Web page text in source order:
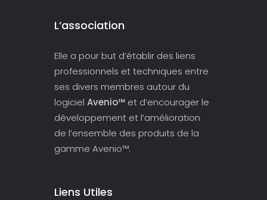
L’association
Elle a pour but d’établir des liens
professionnels et techniques entre
ses divers membres autour du
logiciel Avenio™ et d’encourager le
développement et l’amélioration
de l’ensemble des produits de la
gamme Avenio™.
Liens Utiles